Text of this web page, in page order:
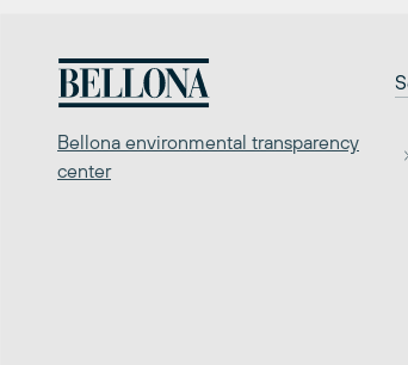
содержимому
Bellona environmental transparency
center